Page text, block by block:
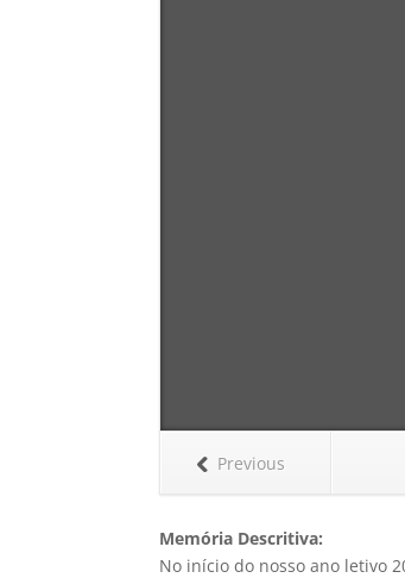
Previous
Memória Descritiva:
No início do nosso ano letivo